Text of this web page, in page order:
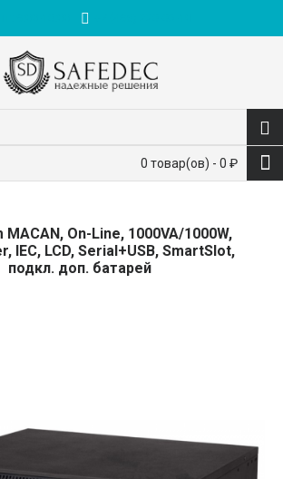
0 товар(ов) - 0 ₽
On-Line, 1000VA/1000W,
IEC, LCD, Serial+USB, SmartSlot,
подкл. доп. батарей